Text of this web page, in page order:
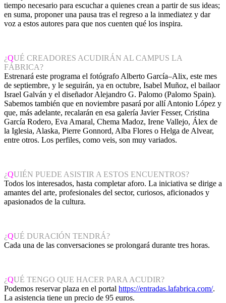
tiempo necesario para escuchar a quienes crean a partir de sus ideas;
en suma, proponer una pausa tras el regreso a la inmediatez y dar
voz a estos autores para que nos cuenten qué los inspira.
¿QUÉ CREADORES ACUDIRÁN AL CAMPUS LA
FÁBRICA?
Estrenará este programa el fotógrafo Alberto García–Alix, este mes
de septiembre, y le seguirán, ya en octubre, Isabel Muñoz, el bailaor
Israel Galván y el diseñador Alejandro G. Palomo (Palomo Spain).
Sabemos también que en noviembre pasará por allí Antonio López y
que, más adelante, recalarán en esa galería Javier Fesser, Cristina
García Rodero, Eva Amaral, Chema Madoz, Irene Vallejo, Álex de
la Iglesia, Alaska, Pierre Gonnord, Alba Flores o Helga de Alvear,
entre otros. Los perfiles, como veis, son muy variados.
¿QUIÉN PUEDE ASISTIR A ESTOS ENCUENTROS?
Todos los interesados, hasta completar aforo. La iniciativa se dirige a
amantes del arte, profesionales del sector, curiosos, aficionados y
apasionados de la cultura.
¿QUÉ DURACIÓN TENDRÁ?
Cada una de las conversaciones se prolongará durante tres horas.
¿QUÉ TENGO QUE HACER PARA ACUDIR?
Podemos reservar plaza en el portal https://entradas.lafabrica.com/.
La asistencia tiene un precio de 95 euros.